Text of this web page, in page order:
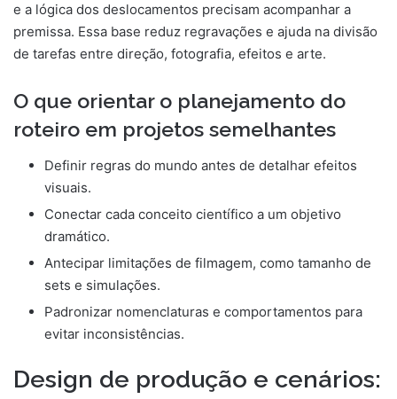
e a lógica dos deslocamentos precisam acompanhar a
premissa. Essa base reduz regravações e ajuda na divisão
de tarefas entre direção, fotografia, efeitos e arte.
O que orientar o planejamento do
roteiro em projetos semelhantes
Definir regras do mundo antes de detalhar efeitos
visuais.
Conectar cada conceito científico a um objetivo
dramático.
Antecipar limitações de filmagem, como tamanho de
sets e simulações.
Padronizar nomenclaturas e comportamentos para
evitar inconsistências.
Design de produção e cenários: